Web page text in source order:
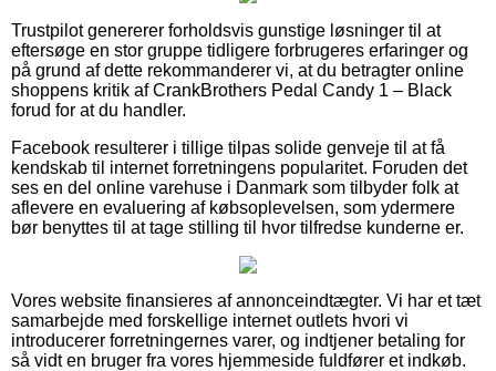
Trustpilot genererer forholdsvis gunstige løsninger til at
eftersøge en stor gruppe tidligere forbrugeres erfaringer og
på grund af dette rekommanderer vi, at du betragter online
shoppens kritik af CrankBrothers Pedal Candy 1 – Black
forud for at du handler.
Facebook resulterer i tillige tilpas solide genveje til at få
kendskab til internet forretningens popularitet. Foruden det
ses en del online varehuse i Danmark som tilbyder folk at
aflevere en evaluering af købsoplevelsen, som ydermere
bør benyttes til at tage stilling til hvor tilfredse kunderne er.
Vores website finansieres af annonceindtægter. Vi har et tæt
samarbejde med forskellige internet outlets hvori vi
introducerer forretningernes varer, og indtjener betaling for
så vidt en bruger fra vores hjemmeside fuldfører et indkøb.